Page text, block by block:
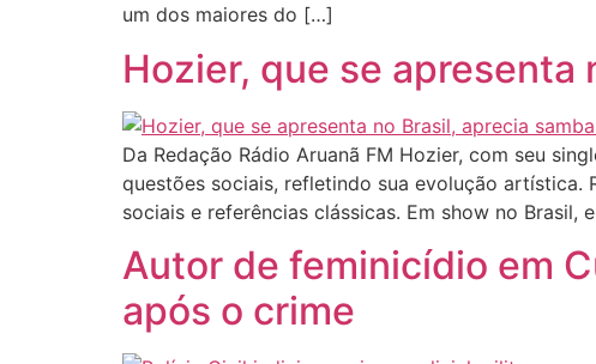
um dos maiores do […]
Hozier, que se apresenta
Da Redação Rádio Aruanã FM Hozier, com seu
questões sociais, refletindo sua evolução artística.
sociais e referências clássicas. Em show no Brasil,
Autor de feminicídio em
após o crime